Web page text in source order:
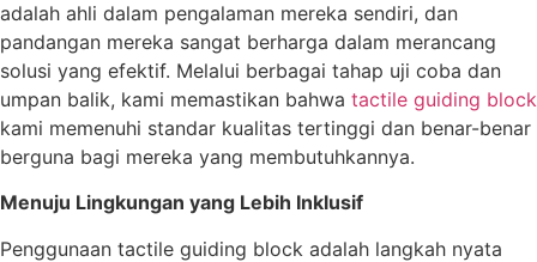
adalah ahli dalam pengalaman mereka sendiri, dan
pandangan mereka sangat berharga dalam merancang
solusi yang efektif. Melalui berbagai tahap uji coba dan
umpan balik, kami memastikan bahwa tactile guiding block
kami memenuhi standar kualitas tertinggi dan benar-benar
berguna bagi mereka yang membutuhkannya.
Menuju Lingkungan yang Lebih Inklusif
Penggunaan tactile guiding block adalah langkah nyata